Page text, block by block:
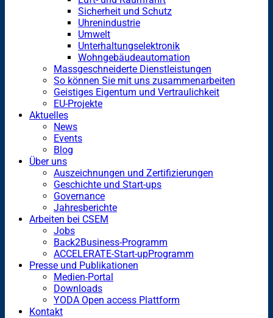
Sicherheit und Schutz
Uhrenindustrie
Umwelt
Unterhaltungselektronik
Wohngebäudeautomation
Massgeschneiderte Dienstleistungen
So können Sie mit uns zusammenarbeiten
Geistiges Eigentum und Vertraulichkeit
EU-Projekte
Aktuelles
News
Events
Blog
Über uns
Auszeichnungen und Zertifizierungen
Geschichte und Start-ups
Governance
Jahresberichte
Arbeiten bei CSEM
Jobs
Back2Business-Programm
ACCELERATE-Start-upProgramm
Presse und Publikationen
Medien-Portal
Downloads
YODA Open access Plattform
Kontakt